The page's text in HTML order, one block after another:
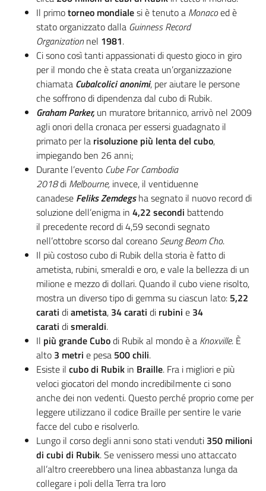
Il primotorneo mondialesi è tenuto a Monacoed è
stato organizzato dalla Guinness Record
Organization nel 1981.
Ci sono così tanti appassionati di questo gioco in giro
per il mondo che è stata creata un’organizzazione
chiamata Cubalcolici anonimi, per aiutare le persone
che soffrono di dipendenza dal cubo di Rubik.
Graham Parker, un muratore britannico, arrivò nel 2009
agli onori della cronaca per essersi guadagnato il
primato per la risoluzione più lenta del cubo,
impiegando ben 26 anni;
Durante l’evento Cube For Cambodia
2018di Melbourne, invece, il ventiduenne
canadese Feliks Zemdegsha segnato il nuovo record di
soluzione dell’enigma in 4,22 secondi battendo
il precedente record di 4,59 secondi segnato
nell’ottobre scorso dal coreano Seung Beom Cho.
Il più costoso cubo di Rubik della storia è fatto di
ametista, rubini, smeraldi e oro, e vale la bellezza di un
milione e mezzo di dollari. Quando il cubo viene risolto,
mostra un diverso tipo di gemma su ciascun lato: 5,22
carati diametista, 34 carati di rubini e 34
carati dismeraldi.
Il più grande Cubodi Rubik al mondo è a Knoxville. È
alto 3 metri e pesa 500 chili.
Esiste il cubo di Rubik in Braille. Fra i migliori e più
veloci giocatori del mondo incredibilmente ci sono
anche dei non vedenti. Questo perché proprio come per
leggere utilizzano il codice Braille per sentire le varie
facce del cubo e risolverlo.
Lungo il corso degli anni sono stati venduti 350 milioni
di cubi di Rubik. Se venissero messi uno attaccato
all’altro creerebbero una linea abbastanza lunga da
collegare i poli della Terra tra loro